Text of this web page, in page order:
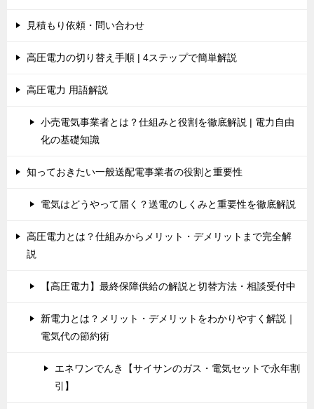
見積もり依頼・問い合わせ
高圧電力の切り替え手順 | 4ステップで簡単解説
高圧電力 用語解説
小売電気事業者とは？仕組みと役割を徹底解説 | 電力自由
化の基礎知識
知っておきたい一般送配電事業者の役割と重要性
電気はどうやって届く？送電のしくみと重要性を徹底解説
高圧電力とは？仕組みからメリット・デメリットまで完全解
説
【高圧電力】最終保障供給の解説と切替方法・相談受付中
新電力とは？メリット・デメリットをわかりやすく解説｜
電気代の節約術
エネワンでんき【サイサンのガス・電気セットで永年割
引】